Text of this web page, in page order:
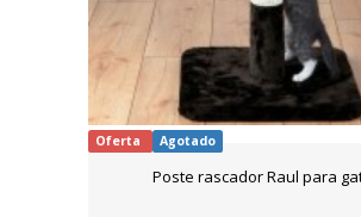
Oferta Agotado
Poste rascador Raul para